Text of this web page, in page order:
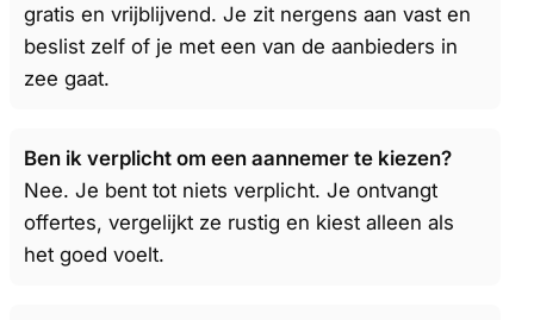
gratis en vrijblijvend. Je zit nergens aan vast en
beslist zelf of je met een van de aanbieders in
zee gaat.
Ben ik verplicht om een aannemer te kiezen?
Nee. Je bent tot niets verplicht. Je ontvangt
offertes, vergelijkt ze rustig en kiest alleen als
het goed voelt.